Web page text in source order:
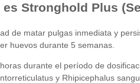
Stronghold Plus
de matar pulgas inmediata y
huevos durante 5 semanas.
durante el período de
y Rhipicephalus